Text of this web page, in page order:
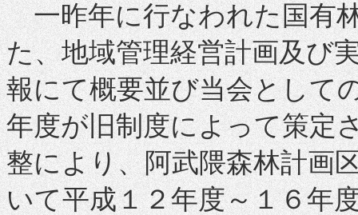
一昨年に行なわれた国有
た、地域管理経営計画及び
報にて概要並び当会として
年度が旧制度によって策定
整により、阿武隈森林計画
いて平成１２年度～１６年